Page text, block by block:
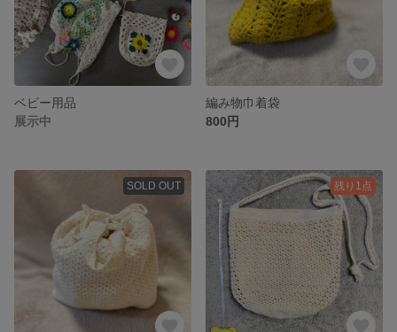
ベビー用品
展示中
編み物巾着袋
800円
SOLD OUT 残り1点